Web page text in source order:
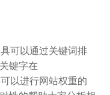
可以通过关键词排
键字在
以进行网站权重的